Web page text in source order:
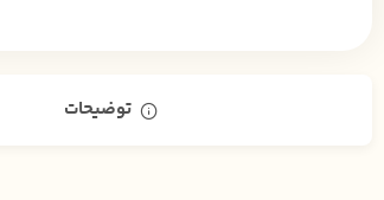
توضیحات